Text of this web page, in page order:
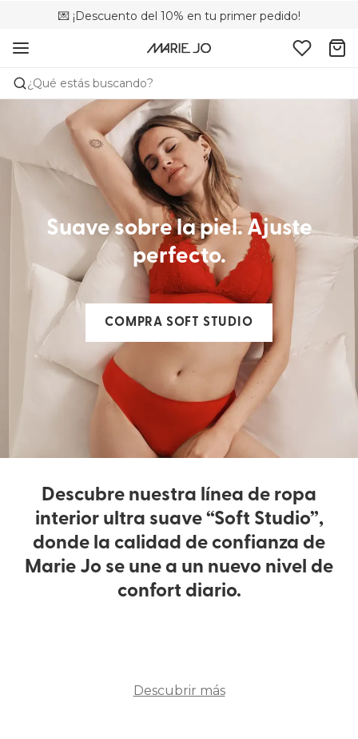
💌 ¡Descuento del 10% en tu primer pedido!
🚚 Envío gratuito a partir de 75 €
📦 Devoluciones gratuitas
¿Qué estás buscando?
Suave sobre la piel. Ajuste
perfecto.
COMPRA SOFT STUDIO
Descubre nuestra línea de ropa
interior ultra suave “Soft Studio”,
donde la calidad de confianza de
Marie Jo se une a un nuevo nivel de
confort diario.
Descubrir más